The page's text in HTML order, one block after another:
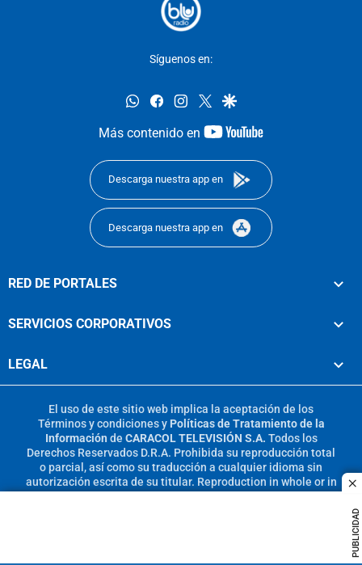
PUBLICIDAD
Síguenos en:
whatsappfacebookinstagram
twittergoogle
Más contenido en
youtube-
Descarga nuestra app en
Descarga nuestra app en
RED DE PORTALES
SERVICIOS CORPORATIVOS
LEGAL
El uso de este sitio web implica la aceptación de los
Términos y condicionesy Políticas de Tratamiento de la
Información de CARACOL TELEVISIÓN S.A. Todos los
Derechos Reservados D.R.A. Prohibida su reproducción total
o parcial, así como su traducción a cualquier idioma sin
autorización escrita de su titular. Reproduction in whole or in